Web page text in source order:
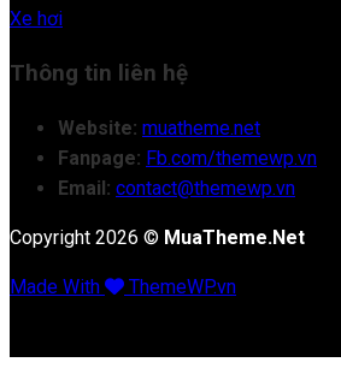
Xe hơi
Thông tin liên hệ
Website: muatheme.net
Fanpage: Fb.com/themewp.vn
Email: contact@themewp.vn
Copyright 2026 © MuaTheme.Net
Made With ThemeWP.vn